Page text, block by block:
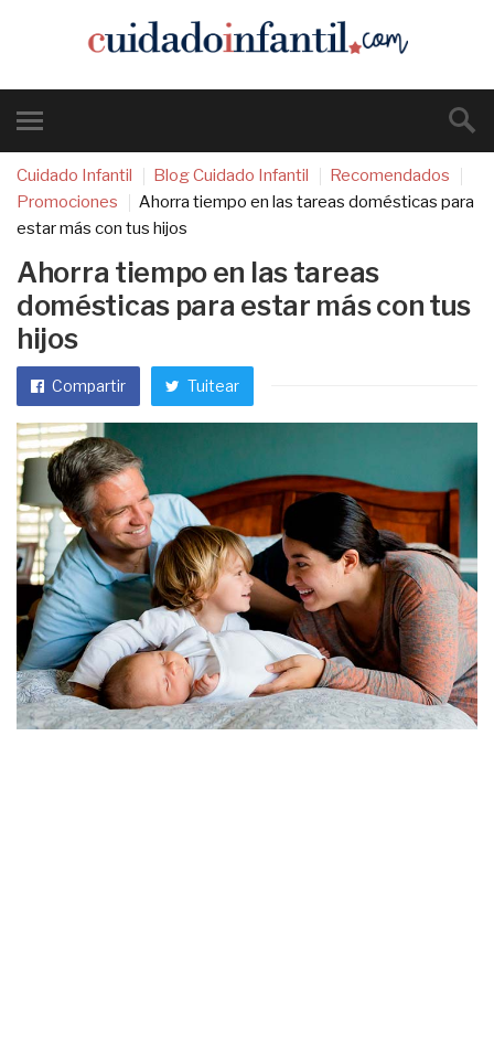
Cuidado Infantil Blog Cuidado Infantil
Recomendados
Promociones
Ahorra tiempo en las tareas domésticas para
estar más con tus hijos
Ahorra tiempo en las tareas
domésticas para estar más con tus
hijos
Compartir Tuitear